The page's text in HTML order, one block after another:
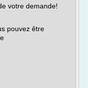
votre demande!
pouvez être